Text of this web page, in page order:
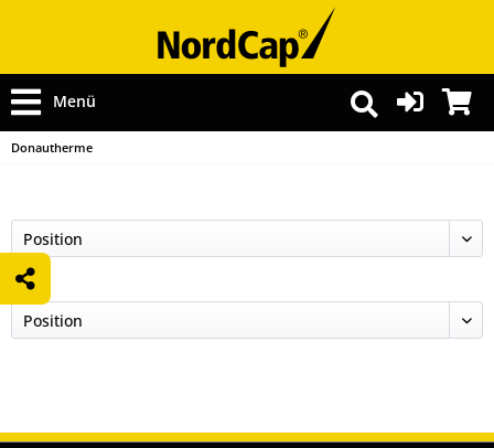
Menü
Donautherme